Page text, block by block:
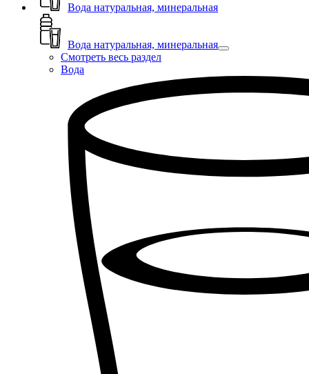
Вода натуральная, минеральная
Вода натуральная, минеральная
Смотреть весь раздел
Вода